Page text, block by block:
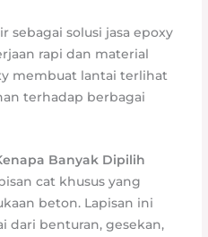
sebagai solusi jasa epoxy
rapi dan material
membuat lantai terlihat
terhadap berbagai
Banyak Dipilih
cat khusus yang
beton. Lapisan ini
dari benturan, gesekan,